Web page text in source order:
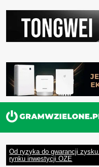
Od ryzyka do gwarancji
rynku inwestycji OZE